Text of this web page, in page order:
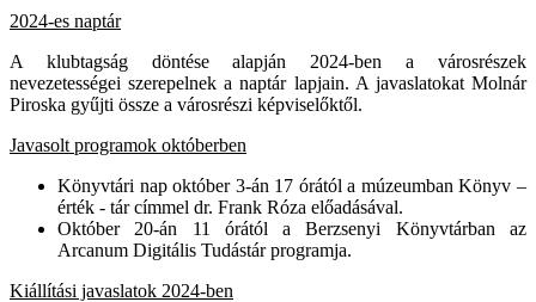
2024-es naptár
A klubtagság döntése alapján 2024-ben a városrészek
nevezetességei szerepelnek a naptár lapjain. A javaslatokat Molnár
Piroska gyűjti össze a városrészi képviselőktől.
Javasolt programok októberben
Könyvtári nap október 3-án 17 órától a múzeumban Könyv –
érték - tár címmel dr. Frank Róza előadásával.
Október 20-án 11 órától a Berzsenyi Könyvtárban az
Arcanum Digitális Tudástár programja.
Kiállítási javaslatok 2024-ben